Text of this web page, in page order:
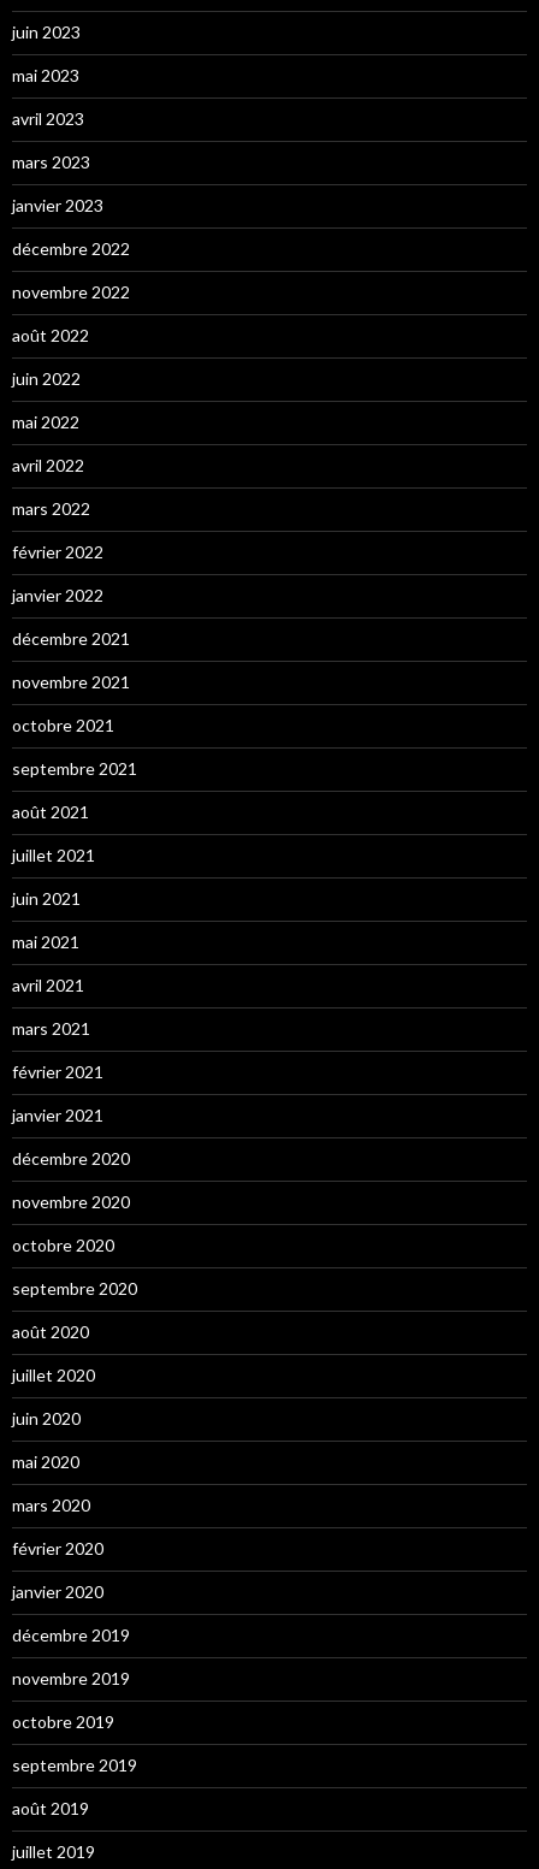
juin 2023
mai 2023
avril 2023
mars 2023
janvier 2023
décembre 2022
novembre 2022
août 2022
juin 2022
mai 2022
avril 2022
mars 2022
février 2022
janvier 2022
décembre 2021
novembre 2021
octobre 2021
septembre 2021
août 2021
juillet 2021
juin 2021
mai 2021
avril 2021
mars 2021
février 2021
janvier 2021
décembre 2020
novembre 2020
octobre 2020
septembre 2020
août 2020
juillet 2020
juin 2020
mai 2020
mars 2020
février 2020
janvier 2020
décembre 2019
novembre 2019
octobre 2019
septembre 2019
août 2019
juillet 2019